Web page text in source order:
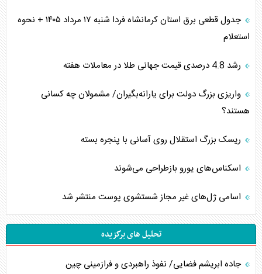
جدول قطعی برق استان کرمانشاه فردا شنبه ۱۷ مرداد ۱۴۰۵ + نحوه
استعلام
رشد 4.8 درصدی قیمت جهانی طلا در معاملات هفته
واریزی بزرگ دولت برای یارانه‌بگیران/ مشمولان چه کسانی
هستند؟
ریسک بزرگ استقلال روی آسانی با پنجره بسته
اسکناس‌های یورو بازطراحی می‌شوند
اسامی ژل‌های غیر مجاز شستشوی پوست منتشر شد
تحلیل های برگزیده
جاده ابریشم فضایی/ نفوذ راهبردی و فرازمینی چین